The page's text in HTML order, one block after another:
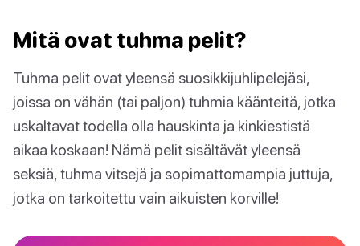
Mitä ovat tuhma pelit?
Tuhma pelit ovat yleensä suosikkijuhlipelejäsi,
joissa on vähän (tai paljon) tuhmia käänteitä, jotka
uskaltavat todella olla hauskinta ja kinkiestistä
aikaa koskaan! Nämä pelit sisältävät yleensä
seksiä, tuhma vitsejä ja sopimattomampia juttuja,
jotka on tarkoitettu vain aikuisten korville!